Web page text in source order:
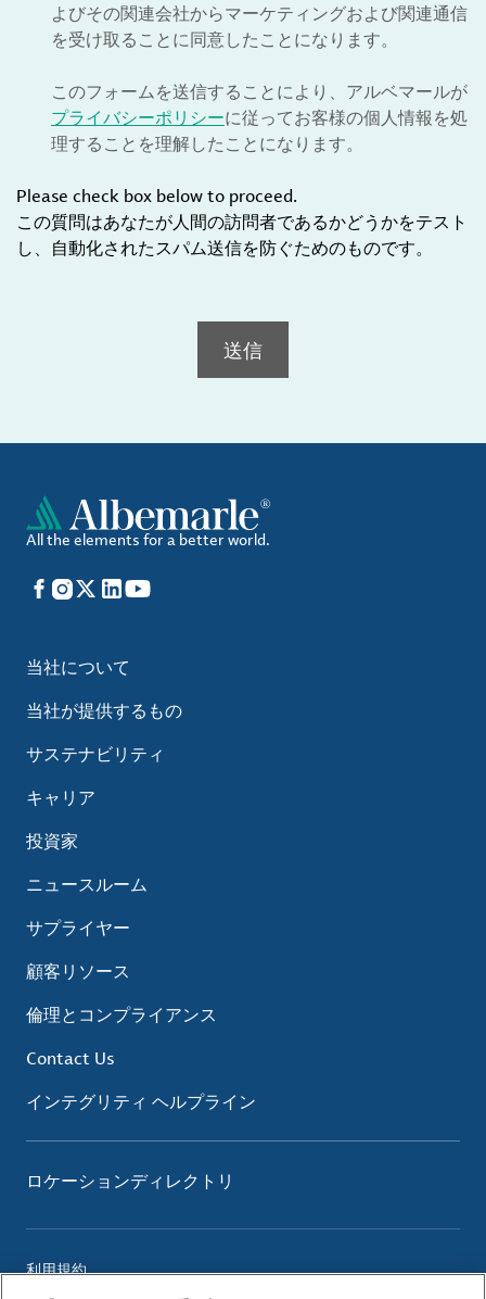
よびその関連会社からマーケティングおよび関連通信
を受け取ることに同意したことになります。
このフォームを送信することにより、アルベマールが
プライバシーポリシーに従ってお客様の個人情報を処
理することを理解したことになります。
Please check box below to proceed.
この質問はあなたが人間の訪問者であるかどうかをテスト
し、自動化されたスパム送信を防ぐためのものです。
送信
All the elements for a better world.
Facebook
Instagram
X LinkedIn
YouTube
当社について
当社が提供するもの
サステナビリティ
キャリア
投資家
ニュースルーム
サプライヤー
顧客リソース
倫理とコンプライアンス
Contact Us
インテグリティ ヘルプライン
ロケーションディレクトリ
利用規約